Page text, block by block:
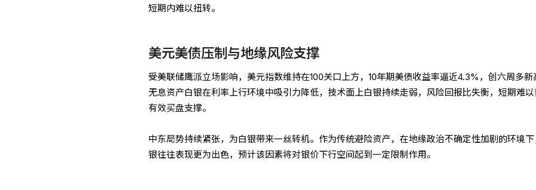
短期内难以扭转。
美元美债压制与地缘风险支撑
受美联储鹰派立场影响，美元指数维持在100关口上方，10年期美债收益率逼近4.3%，创六周多新
无息资产白银在利率上行环境中吸引力降低，技术面上白银持续走弱，风险回报比失衡，短期难
有效买盘支撑。
中东局势持续紧张，为白银带来一丝转机。作为传统避险资产，在地缘政治不确定性加剧的环境
银往往表现更为出色，预计该因素将对银价下行空间起到一定限制作用。